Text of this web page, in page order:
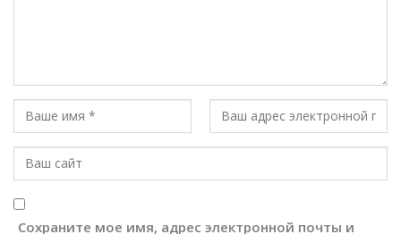
Сохраните мое имя, адрес электронной почты и